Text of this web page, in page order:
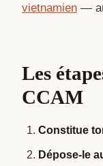
vietnamien —
Les
CCAM
Constitue
Dépose-le